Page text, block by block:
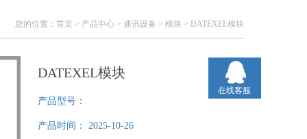
您的位置： 首页 > 产品中心 > 通讯设备 > 模块 > DATEXEL模块
DATEXEL模块
产品型号：
产品时间： 2025-10-26
在线客服